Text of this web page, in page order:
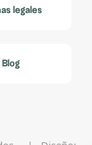
legales
Blog